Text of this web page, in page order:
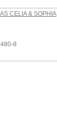
CELIA & SOPHIA
8